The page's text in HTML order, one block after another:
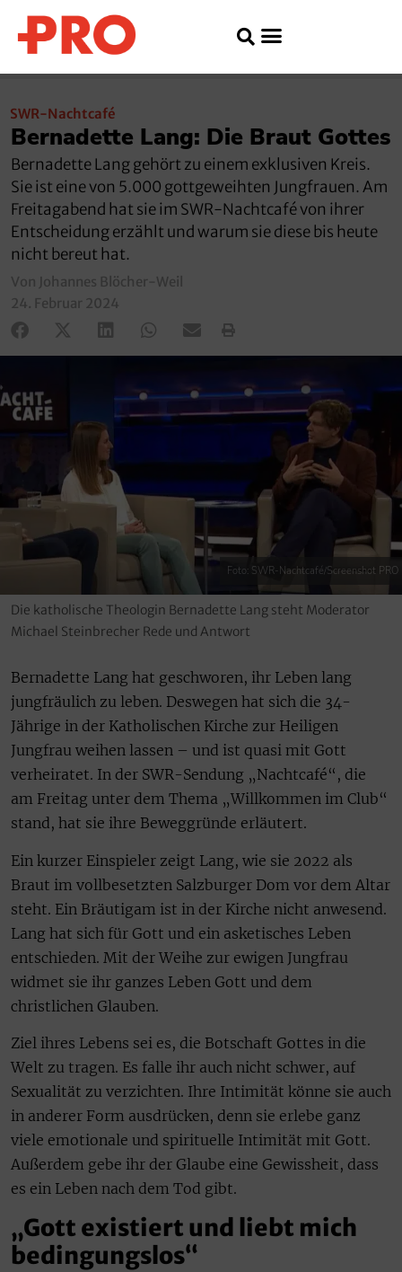
SWR-Nachtcafé
Bernadette Lang: Die Braut Gottes
Bernadette Lang gehört zu einem exklusiven Kreis.
Sie ist eine von 5.000 gottgeweihten Jungfrauen. Am
Freitagabend hat sie im SWR-Nachtcafé von ihrer
Entscheidung erzählt und warum sie diese bis heute
nicht bereut hat.
Von Johannes Blöcher-Weil
24. Februar 2024
Foto: SWR-Nachtcafé/Screenshot PRO
Die katholische Theologin Bernadette Lang steht Moderator
Michael Steinbrecher Rede und Antwort
Bernadette Lang hat geschworen, ihr Leben lang
jungfräulich zu leben. Deswegen hat sich die 34-
Jährige in der Katholischen Kirche zur Heiligen
Jungfrau weihen lassen – und ist quasi mit Gott
verheiratet. In der SWR-Sendung „Nachtcafé“, die
am Freitag unter dem Thema „Willkommen im Club“
stand, hat sie ihre Beweggründe erläutert.
Ein kurzer Einspieler zeigt Lang, wie sie 2022 als
Braut im vollbesetzten Salzburger Dom vor dem Altar
steht. Ein Bräutigam ist in der Kirche nicht anwesend.
Lang hat sich für Gott und ein asketisches Leben
entschieden. Mit der Weihe zur ewigen Jungfrau
widmet sie ihr ganzes Leben Gott und dem
christlichen Glauben.
Ziel ihres Lebens sei es, die Botschaft Gottes in die
Welt zu tragen. Es falle ihr auch nicht schwer, auf
Sexualität zu verzichten. Ihre Intimität könne sie auch
in anderer Form ausdrücken, denn sie erlebe ganz
viele emotionale und spirituelle Intimität mit Gott.
Außerdem gebe ihr der Glaube eine Gewissheit, dass
es ein Leben nach dem Tod gibt.
„Gott existiert und liebt mich
bedingungslos“